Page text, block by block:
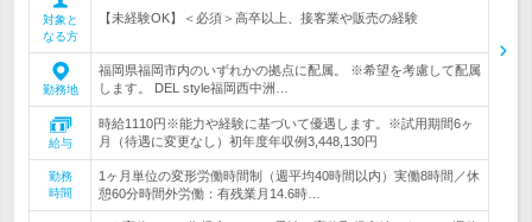
対象と
なる方
【未経験OK】＜必須＞高卒以上、接客業や販売の経験
勤務地
福岡県福岡市内のいずれかの拠点に配属。 ※希望を考慮して配属
します。 DEL style福岡西中洲…
給与
時給1110円※能力や経験に基づいて優遇します。※試用期間6ヶ
月（待遇に変更なし）初年度年収例3,448,130円
勤務
時間
1ヶ月単位の変形労働時間制（週平均40時間以内）実働8時間／休
憩60分時間外労働：有残業月14.6時…